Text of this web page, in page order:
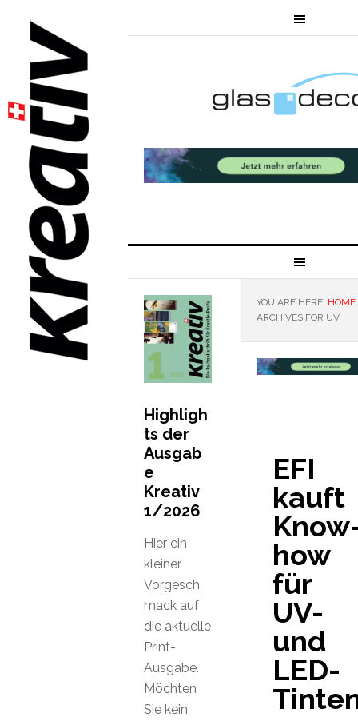
YOU ARE HERE: HOME
ARCHIVES FOR UV
EFI
kauft
how
für
UV-
und
LED-
Highligh
ts der
Ausgab
e
Kreativ
1/2026
Hier ein
kleiner
Vorgesch
mack auf
die aktuelle
Print-
Ausgabe.
Möchten
Sie kein